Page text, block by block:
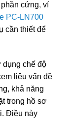
cứng, ví
PC-LN700
cần thiết để
dụng chế độ
liệu vấn đề
khả năng
trong hồ sơ
Điều này